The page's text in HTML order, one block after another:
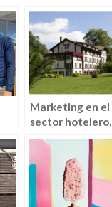
Marketing en el
sector hotelero,
Casa Vicente
Pallotti (por
estudiantes)